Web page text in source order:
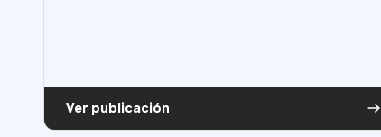
Ver publicación